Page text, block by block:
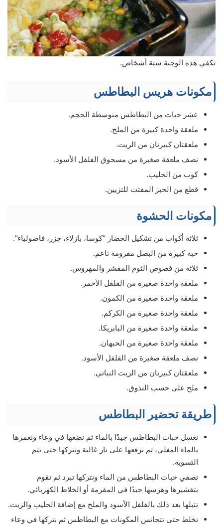
تكفي هذه الوجبة ستة أشخاص.
مكونات هريس البطاطس
عشر حبات من البطاطس متوسطة الحجم.
ملعقة واحدة كبيرة من الملح.
ملعقتان كبيرتان من الزيت.
نصف ملعقة صغيرة من مسحوق الفلفل الأسود.
كوب من الحليب.
قطع من الخبز المفتت للتزيين.
مكونات الحشوة
ثلاثة أكواب من تشكيل الخضار “كوسا، بازلاء، جزر، فاصولياء”.
حبة كبيرة من البصل مفرومة ناعم.
ثلاثة من فصوص الثوم المقشر والمهروس.
ملعقة واحدة صغيرة من الفلفل الأحمر.
ملعقة واحدة صغيرة من الكمون.
ملعقة واحدة صغيرة من الكركم.
ملعقة واحدة صغيرة من البابريكا.
ملعقة واحدة صغيرة من الحبهان.
نصف ملعقة صغيرة من الفلفل الأسود.
ملعقتان كبيرتان من الزيت النباتي.
ملح على حسب التذوق.
طريقة تحضير البطاطس
نغسل حبات البطاطس جيدًا بالماء ثم نضعها في وعاء ونغمرها
بالماء المغلي، ثم نرفعها على نار غالية ونتركها حتى تتم
التسوية.
نصفي حبات البطاطس من الماء ونتركها تبرد ثم نقوم
بتقشيرها وهرسها جيدًا في المفرمة أو الخلاط الكهربائي.
نتبلها بعد ذلك بالفلفل الأسود والملح مع إضافة الحليب والزيت.
نخلط حتى تتجانس المكونات مع البطاطس ثم نتركها في وعاء